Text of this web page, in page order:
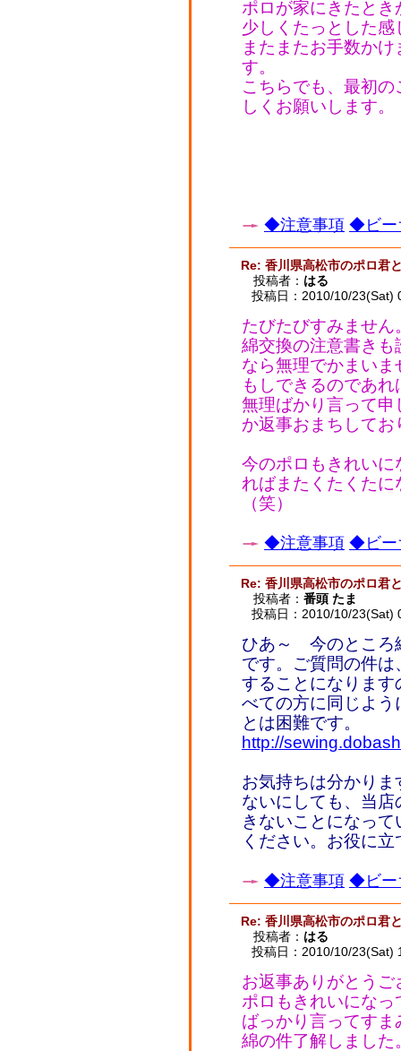
ポロが家にきたと
少しくたっとした
またまたお手数か
す。
こちらでも、最初
しくお願いします。
◆注意事項 ◆ビー
Re: 香川県高松市のポロ君
投稿者： はる
投稿日：2010/10/23(Sat)
たびたびすみません
綿交換の注意書き
なら無理でかまいま
もしできるのであ
無理ばかり言って
か返事おまちしてお
今のポロもきれい
ればまたくたくた
（笑）
◆注意事項 ◆ビー
Re: 香川県高松市のポロ君
投稿者： 番頭 たま
投稿日：2010/10/23(Sat)
ひあ～ 今のところ
です。ご質問の件
することになりま
べての方に同じよ
とは困難です。
http://
お気持ちは分かり
ないにしても、当
きないことになっ
ください。お役に
◆注意事項 ◆ビー
Re: 香川県高松市のポロ君
投稿者： はる
投稿日：2010/10/23(Sat)
お返事ありがとうご
ポロもきれいにな
ばっかり言ってすま
綿の件了解しました